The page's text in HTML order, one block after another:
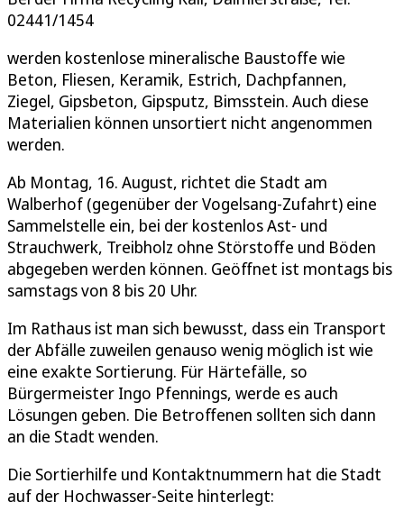
02441/1454
werden kostenlose mineralische Baustoffe wie
Beton, Fliesen, Keramik, Estrich, Dachpfannen,
Ziegel, Gipsbeton, Gipsputz, Bimsstein. Auch diese
Materialien können unsortiert nicht angenommen
werden.
Ab Montag, 16. August, richtet die Stadt am
Walberhof (gegenüber der Vogelsang-Zufahrt) eine
Sammelstelle ein, bei der kostenlos Ast- und
Strauchwerk, Treibholz ohne Störstoffe und Böden
abgegeben werden können. Geöffnet ist montags bis
samstags von 8 bis 20 Uhr.
Im Rathaus ist man sich bewusst, dass ein Transport
der Abfälle zuweilen genauso wenig möglich ist wie
eine exakte Sortierung. Für Härtefälle, so
Bürgermeister Ingo Pfennings, werde es auch
Lösungen geben. Die Betroffenen sollten sich dann
an die Stadt wenden.
Die Sortierhilfe und Kontaktnummern hat die Stadt
auf der Hochwasser-Seite hinterlegt: